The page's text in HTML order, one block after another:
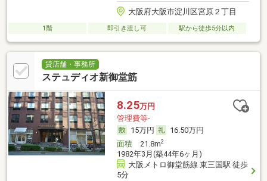
大阪府大阪市淀川区宮原２丁目
1階 即引き渡し可 駅から徒歩5分以内
貸店舗・事務所
ステュディオ新御堂筋
8.25万円
管理費等-
15万円
16.50万円
面積21.8m2
1982年3月(築44年6ヶ月)
大阪メトロ御堂筋線 東三国駅 徒歩
5分